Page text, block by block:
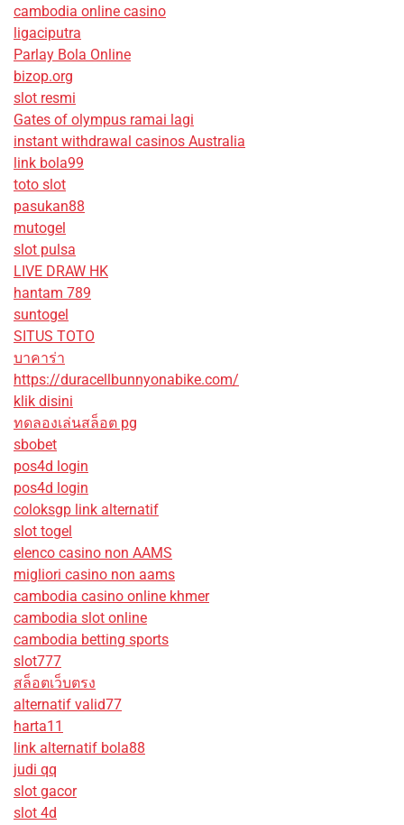
cambodia online casino
ligaciputra
Parlay Bola Online
bizop.org
slot resmi
Gates of olympus ramai lagi
instant withdrawal casinos Australia
link bola99
toto slot
pasukan88
mutogel
slot pulsa
LIVE DRAW HK
hantam 789
suntogel
SITUS TOTO
บาคาร่า
https://duracellbunnyonabike.com/
klik disini
ทดลองเล่นสล็อต pg
sbobet
pos4d login
pos4d login
coloksgp link alternatif
slot togel
elenco casino non AAMS
migliori casino non aams
cambodia casino online khmer
cambodia slot online
cambodia betting sports
slot777
สล็อตเว็บตรง
alternatif valid77
harta11
link alternatif bola88
judi qq
slot gacor
slot 4d